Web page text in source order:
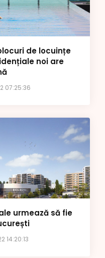
de locuințe
noi are
07:25:36
urmează să fie
14:20:13